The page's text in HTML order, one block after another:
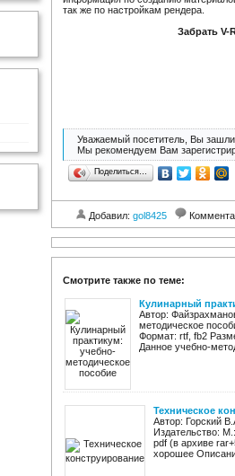
так же по настройкам рендера.
Забрать V-
Уважаемый посетитель, Вы зашли
Мы рекомендуем Вам
Поделиться…
Добавил: gol8425
Смотрите также по теме:
Кулинарный
Автор:
методическое
Формат: rtf, fb2
Данное учебно-
Техническое
Автор: Горский
Издательство:
pdf (в архиве
хорошее